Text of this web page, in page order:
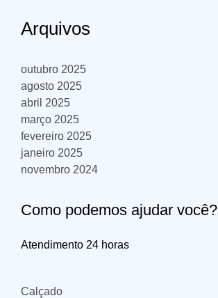
Arquivos
outubro 2025
agosto 2025
abril 2025
março 2025
fevereiro 2025
janeiro 2025
novembro 2024
Como podemos ajudar você?
Atendimento 24 horas
Calçado